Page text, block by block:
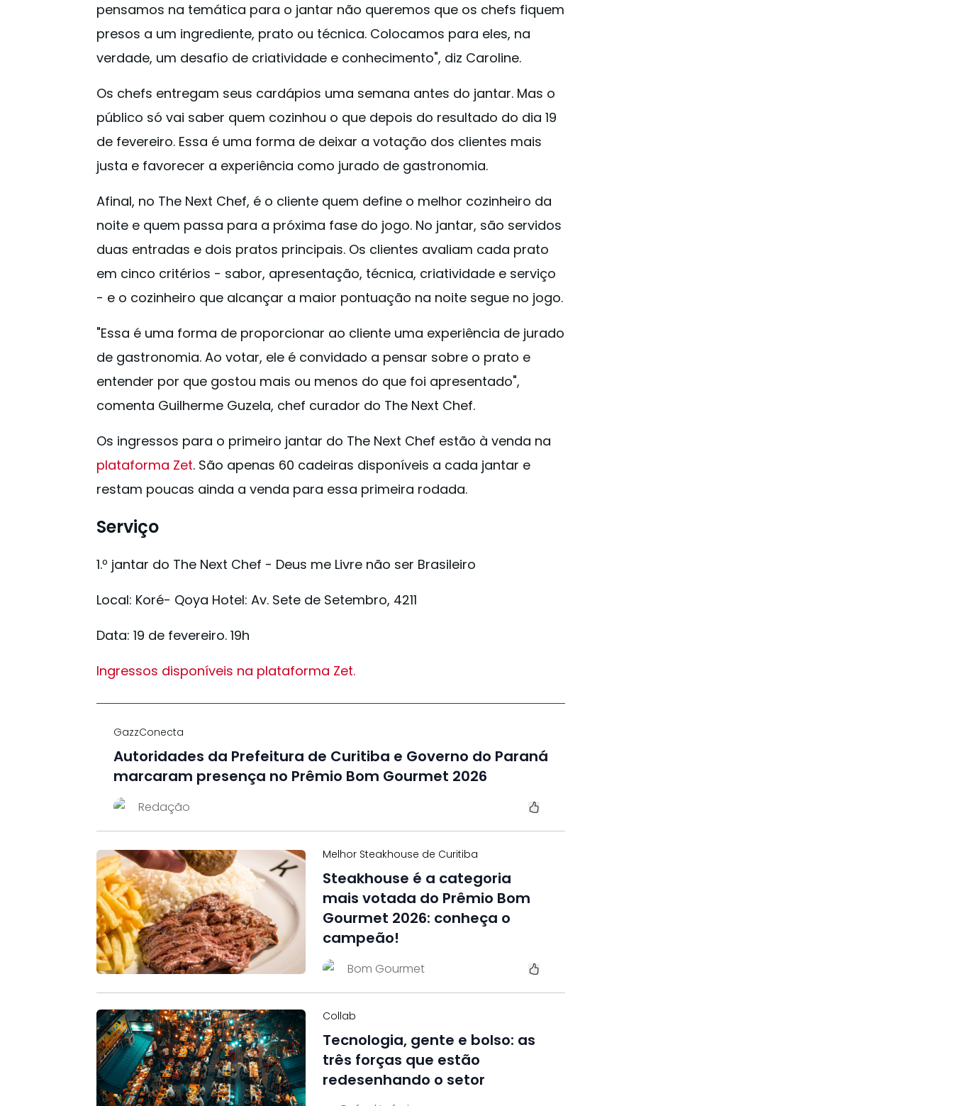
pensamos na temática para o jantar não queremos que os chefs fiquem
presos a um ingrediente, prato ou técnica. Colocamos para eles, na
verdade, um desafio de criatividade e conhecimento", diz Caroline.
Os chefs entregam seus cardápios uma semana antes do jantar. Mas o
público só vai saber quem cozinhou o que depois do resultado do dia 19
de fevereiro. Essa é uma forma de deixar a votação dos clientes mais
justa e favorecer a experiência como jurado de gastronomia.
Afinal, no The Next Chef, é o cliente quem define o melhor cozinheiro da
noite e quem passa para a próxima fase do jogo. No jantar, são servidos
duas entradas e dois pratos principais. Os clientes avaliam cada prato
em cinco critérios - sabor, apresentação, técnica, criatividade e serviço
- e o cozinheiro que alcançar a maior pontuação na noite segue no jogo.
"Essa é uma forma de proporcionar ao cliente uma experiência de jurado
de gastronomia. Ao votar, ele é convidado a pensar sobre o prato e
entender por que gostou mais ou menos do que foi apresentado",
comenta Guilherme Guzela, chef curador do The Next Chef.
Os ingressos para o primeiro jantar do The Next Chef estão à venda na
plataforma Zet. São apenas 60 cadeiras disponíveis a cada jantar e
restam poucas ainda a venda para essa primeira rodada.
Serviço
1.º jantar do The Next Chef - Deus me Livre não ser Brasileiro
Local: Koré- Qoya Hotel: Av. Sete de Setembro, 4211
Data: 19 de fevereiro. 19h
Ingressos disponíveis na plataforma Zet.
GazzConecta
Autoridades da Prefeitura de Curitiba e Governo do Paraná
marcaram presença no Prêmio Bom Gourmet 2026
Redação
Melhor Steakhouse de Curitiba
Steakhouse é a categoria
mais votada do Prêmio Bom
Gourmet 2026: conheça o
campeão!
Bom Gourmet
Collab
Tecnologia, gente e bolso: as
três forças que estão
redesenhando o setor